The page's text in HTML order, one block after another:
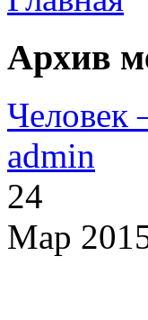
Архив
admin
24
Мар